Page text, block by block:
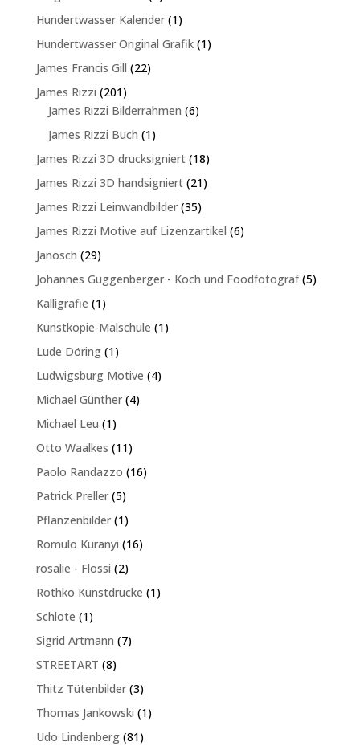
Produkte
Hundertwasser Kalender 11
Produkt
Hundertwasser Original Grafik 11
James Francis Gill 2222
James Rizzi 201201
Produkte
James Rizzi Bilderrahmen 66
James Rizzi Buch 11
Produkt
James Rizzi 3D drucksigniert 1818
Produkte
James Rizzi 3D handsigniert 2121
James Rizzi Leinwandbilder 3535
Produkte
James Rizzi Motive auf Lizenzartikel 66
Janosch 2929
Produkte
Johannes Guggenberger - Koch und Foodfotograf 55
Kalligrafie 11
Produkt
Kunstkopie-Malschule 11
Lude Döring 11
Produkt
Ludwigsburg Motive 44
Michael Günther 44
Michael Leu 11
Produkt
Otto Waalkes 1111
Produkte
Paolo Randazzo 1616
Patrick Preller 55
Produkte
Pflanzenbilder 11
Produkt
Romulo Kuranyi 1616
rosalie - Flossi 22
Produkte
Rothko Kunstdrucke 11
Schlote 11
Produkt
Sigrid Artmann 77
STREETART 88
Produkte
Thitz Tütenbilder 33
Produkte
Thomas Jankowski 11
Udo Lindenberg 8181